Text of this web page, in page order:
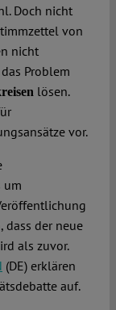
Doch nicht
von
nicht
Problem
lösen.
vor.
um
dass der neue
als zuvor.
(DE) erklären
auf.